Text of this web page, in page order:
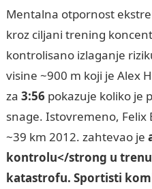
Mentalna otpornost
kroz ciljani trening
kontrolisano izlaganje
visine ~900 m koji je Alex
za 3:56pokazuje koliko je
snage. Istovremeno,
~39 km 2012. zahtevao je
kontrolu</strong u
katastrofu. Sportisti